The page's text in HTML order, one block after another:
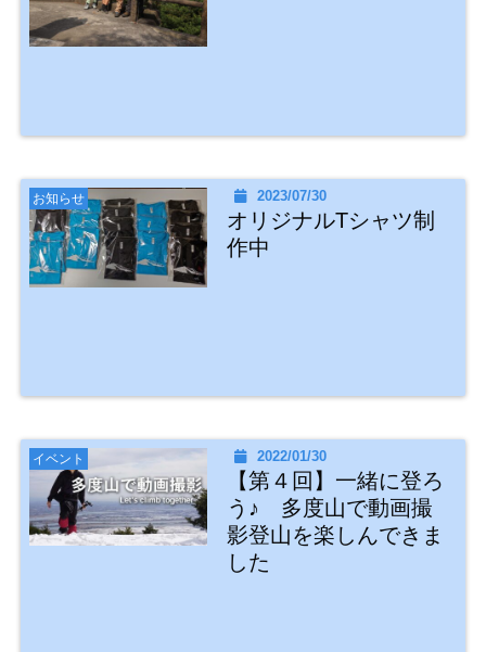
お知らせ 2023/07/30
オリジナルTシャツ制
作中
イベント 2022/01/30
【第４回】一緒に登ろ
う♪ 多度山で動画撮
影登山を楽しんできま
した